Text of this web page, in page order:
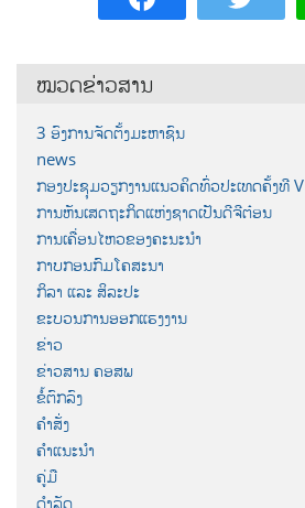
ໝວດຂ່າວສານ
3 ອົງການຈັດຕັ້ງມະຫາຊົນ
news
ກອງປະຊຸມວຽກງານແນວຄິດທົ່ວປະເທດຄັ້ງທີ V
ການຫັນເສດຖະກິດແຫ່ງຊາດເປັນດີຈີຕ໋ອນ
ການເຄື່ອນໄຫວຂອງຄະນະນຳ
ກາບກອນກົມໂຄສະນາ
ກິລາ ແລະ ສິລະປະ
ຂະບວນການອອກແຮງງານ
ຂ່າວ
ຂ່າວສານ ຄອສພ
ຂໍ້ຕົກລົງ
ຄຳສັ່ງ
ຄຳແນະນຳ
ຄູ່ມື
ດຳລັດ